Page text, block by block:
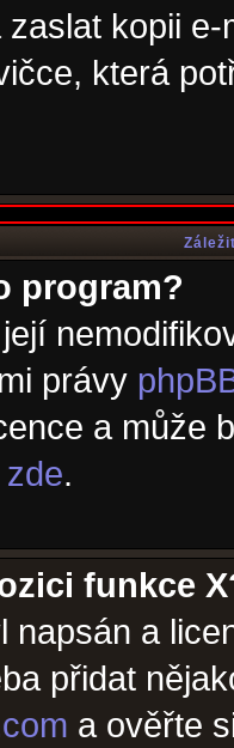
kopii
která
program?
právy
a může
zde.
funkce
napsán a
přidat
a ověřte